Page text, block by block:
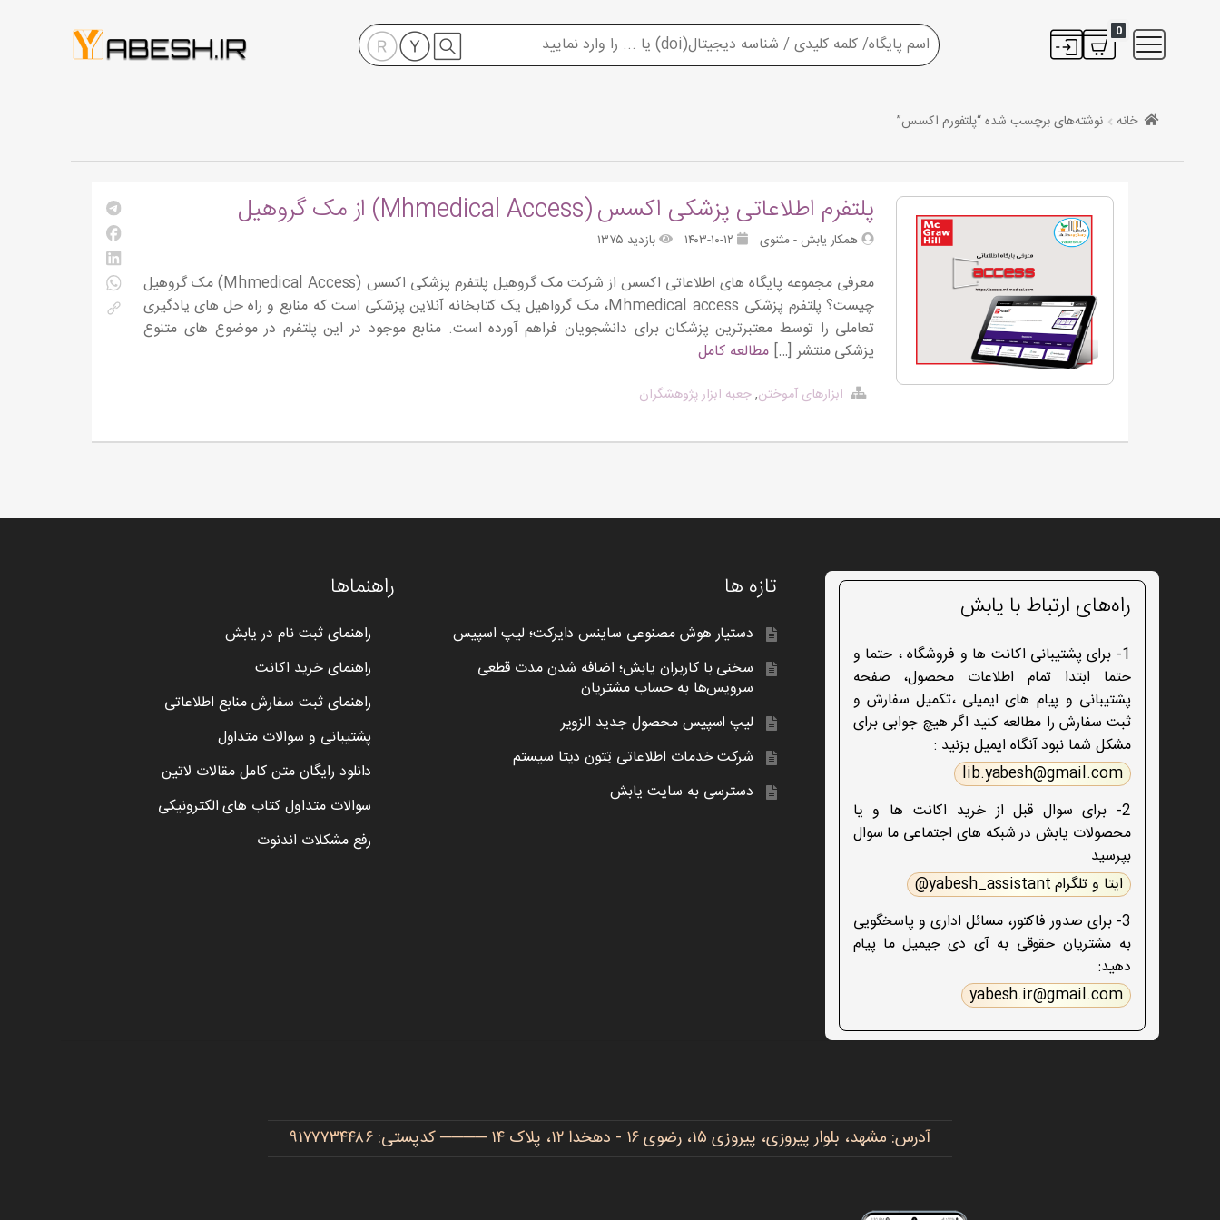
0
خانه نوشته‌های برچسب شده “پلتفورم اکسس”
پلتفرم اطلاعاتی پزشکی اکسس (Mhmedical Access) از مک گروهیل
همکار یابش - مثنوی بازدید ۱۳۷۵
معرفی مجموعه پایگاه های اطلاعاتی اکسس از شرکت مک گروهیل پلتفرم پزشکی اکسس (Mhmedical Access) مک گروهیل
چیست؟ پلتفرم پزشکی Mhmedical access، مک گرواهیل یک کتابخانه آنلاین پزشکی است که منابع و راه حل های یادگیری
تعاملی را توسط معتبرترین پزشکان برای دانشجویان فراهم آورده است. منابع موجود در این پلتفرم در موضوع های متنوع
پزشکی منتشر […] مطالعه کامل
ابزارهای آموختن,جعبه ابزار پژوهشگران
راه‌های ارتباط با یابش
1- برای پشتیبانی اکانت ها و فروشگاه ، حتما و
حتما ابتدا تمام اطلاعات محصول، صفحه
پشتیبانی و پیام های ایمیلی ،تکمیل سفارش و
ثبت سفارش را مطالعه کنید اگر هیچ جوابی برای
مشکل شما نبود آنگاه ایمیل بزنید :
lib.yabesh@gmail.com
2- برای سوال قبل از خرید اکانت ها و یا
محصولات یابش در شبکه های اجتماعی ما سوال
بپرسید
ایتا و تلگرام yabesh_assistant@
3- برای صدور فاکتور، مسائل اداری و پاسخگویی
به مشتریان حقوقی به آی دی جیمیل ما پیام
دهید:
yabesh.ir@gmail.com
تازه ها
دستیار هوش مصنوعی ساینس دایرکت؛ لیپ اسپیس
سخنی با کاربران یابش؛ اضافه شدن مدت قطعی
سرویس‌ها به حساب مشتریان
لیپ اسپیس محصول جدید الزویر
شرکت خدمات اطلاعاتی تِتون دیتا سیستم
دسترسی به سایت یابش
راهنماها
راهنمای ثبت نام در یابش
راهنمای خرید اکانت
راهنمای ثبت سفارش منابع اطلاعاتی
پشتیبانی و سوالات متداول
دانلود رایگان متن کامل مقالات لاتین
سوالات متداول کتاب های الکترونیکی
رفع مشکلات اندنوت
آدرس: مشهد، بلوار پیروزی، پیروزی ۱۵، رضوی ۱۶ - دهخدا ۱۲، پلاک ۱۴ ──── کدپستی: ۹۱۷۷۷۳۴۴۸۶